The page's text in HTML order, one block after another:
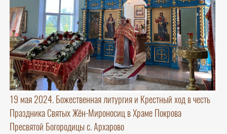
19 мая 2024. Божественная литургия и Крестный ход в честь
Праздника Святых Жён-Мироносиц в Храме Покрова
Пресвятой Богородицы с. Архарово